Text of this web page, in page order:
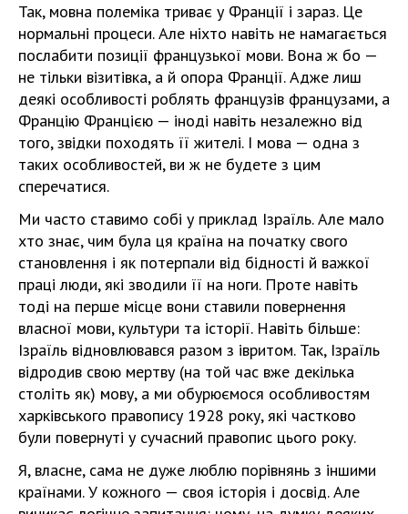
Так, мовна полеміка триває у Франції і зараз. Це
нормальні процеси. Але ніхто навіть не намагається
послабити позиції французької мови. Вона ж бо —
не тільки візитівка, а й опора Франції. Адже лиш
деякі особливості роблять французів французами, а
Францію Францією — іноді навіть незалежно від
того, звідки походять її жителі. І мова — одна з
таких особливостей, ви ж не будете з цим
сперечатися.
Ми часто ставимо собі у приклад Ізраїль. Але мало
хто знає, чим була ця країна на початку свого
становлення і як потерпали від бідності й важкої
праці люди, які зводили її на ноги. Проте навіть
тоді на перше місце вони ставили повернення
власної мови, культури та історії. Навіть більше:
Ізраїль відновлювався разом з івритом. Так, Ізраїль
відродив свою мертву (на той час вже декілька
століть як) мову, а ми обурюємося особливостям
харківського правопису 1928 року, які частково
були повернуті у сучасний правопис цього року.
Я, власне, сама не дуже люблю порівнянь з іншими
країнами. У кожного — своя історія і досвід. Але